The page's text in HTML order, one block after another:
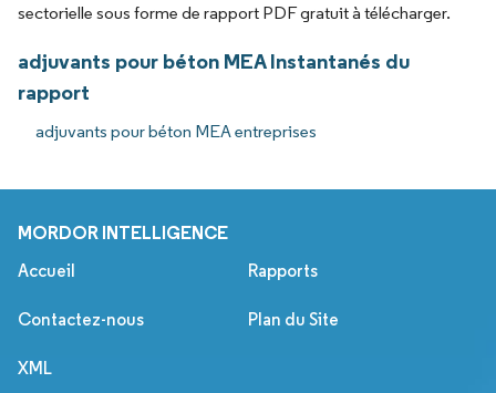
sectorielle sous forme de rapport PDF gratuit à télécharger.
adjuvants pour béton MEA Instantanés du
rapport
adjuvants pour béton MEA entreprises
MORDOR INTELLIGENCE
Accueil Rapports
Contactez-nous Plan du Site
XML